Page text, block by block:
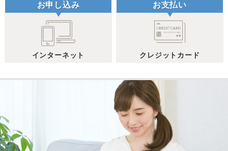
お申し込み
インターネット
お支払い
クレジットカード